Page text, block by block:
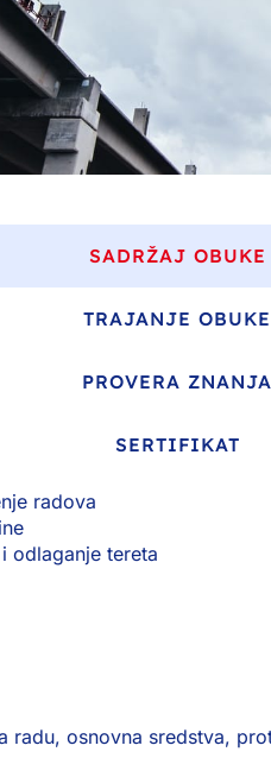
SADRŽAJ OBUKE
TRAJANJE OBUKE
PROVERA ZNANJA
SERTIFIKAT
radova
odlaganje tereta
radu, osnovna sredstva,